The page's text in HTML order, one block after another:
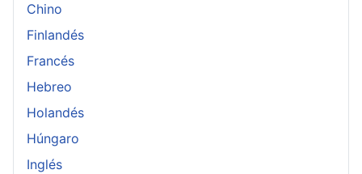
Chino
Finlandés
Francés
Hebreo
Holandés
Húngaro
Inglés